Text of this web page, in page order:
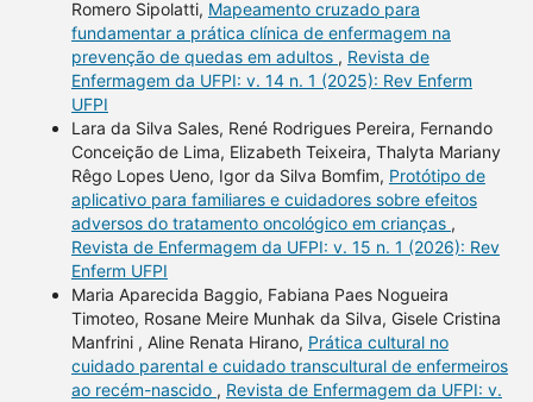
Romero Sipolatti, Mapeamento cruzado para
fundamentar a prática clínica de enfermagem na
prevenção de quedas em adultos , Revista de
Enfermagem da UFPI: v. 14 n. 1 (2025): Rev Enferm
UFPI
Lara da Silva Sales, René Rodrigues Pereira, Fernando
Conceição de Lima, Elizabeth Teixeira, Thalyta Mariany
Rêgo Lopes Ueno, Igor da Silva Bomfim, Protótipo de
aplicativo para familiares e cuidadores sobre efeitos
adversos do tratamento oncológico em crianças ,
Revista de Enfermagem da UFPI: v. 15 n. 1 (2026): Rev
Enferm UFPI
Maria Aparecida Baggio, Fabiana Paes Nogueira
Timoteo, Rosane Meire Munhak da Silva, Gisele Cristina
Manfrini , Aline Renata Hirano, Prática cultural no
cuidado parental e cuidado transcultural de enfermeiros
ao recém-nascido , Revista de Enfermagem da UFPI: v.